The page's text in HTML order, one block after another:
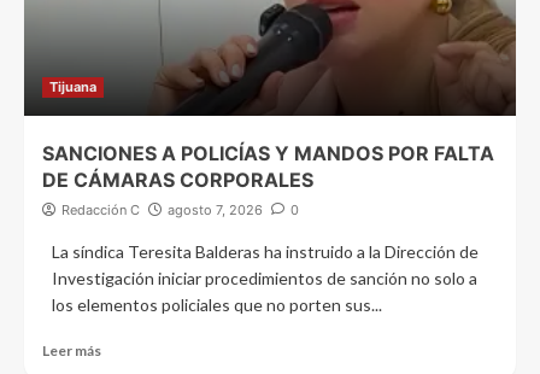
Tijuana
SANCIONES A POLICÍAS Y MANDOS POR FALTA
DE CÁMARAS CORPORALES
Redacción C agosto 7, 2026 0
La síndica Teresita Balderas ha instruido a la Dirección de
Investigación iniciar procedimientos de sanción no solo a
los elementos policiales que no porten sus...
Leer más